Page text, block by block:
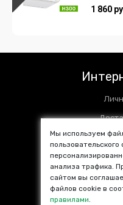
1 860
Мы используем
пользовательского
анализа трафика.
сайтом вы
файлов cookie в
правилами.